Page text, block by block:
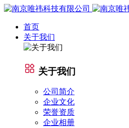
首页
关于我们
关于我们
公司简介
企业文化
荣誉资质
企业相册